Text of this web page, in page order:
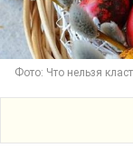
Фото: Что нельзя